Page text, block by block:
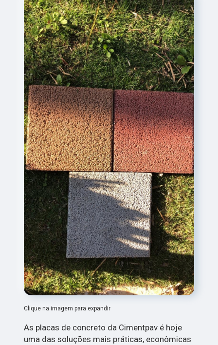
Clique na imagem para expandir
As placas de concreto da Cimentpav é hoje
uma das soluções mais práticas, econômicas